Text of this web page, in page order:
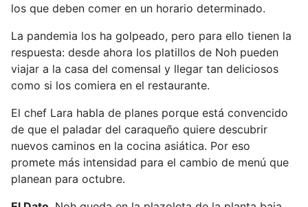
los que deben comer en un horario determinado.
La pandemia los ha golpeado, pero para ello tienen la
respuesta: desde ahora los platillos de Noh pueden
viajar a la casa del comensal y llegar tan deliciosos
como si los comiera en el restaurante.
El chef Lara habla de planes porque está convencido
de que el paladar del caraqueño quiere descubrir
nuevos caminos en la cocina asiática. Por eso
promete más intensidad para el cambio de menú que
planean para octubre.